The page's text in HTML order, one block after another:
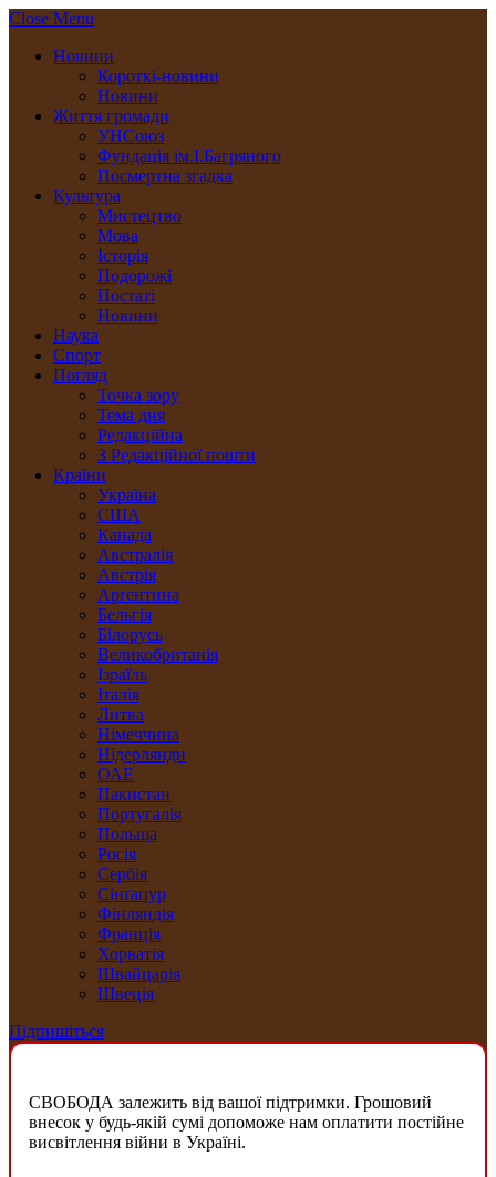
Close Menu
Новини
Короткі-новини
Новини
Життя громади
УНСоюз
Фундація ім.І.Багряного
Посмертна згадка
Культура
Мистецтво
Мова
Історія
Подорожі
Постаті
Новини
Наука
Спорт
Погляд
Точка зору
Тема дня
Редакційна
З Редакційної пошти
Країни
Україна
США
Канада
Австралія
Австрія
Арґентина
Бельгія
Білорусь
Великобританія
Ізраїль
Італія
Литва
Німеччина
Нідерлянди
ОАЕ
Пакистан
Португалія
Польща
Росія
Сербія
Сінґапур
Фінляндія
Франція
Хорватія
Швайцарія
Швеція
Підпишіться
СВОБОДА залежить від вашої підтримки. Грошовий
внесок у будь-якій сумі допоможе нам оплатити постійне
висвітлення війни в Україні.